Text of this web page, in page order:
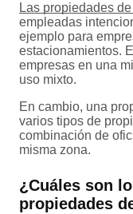
Las propiedades
empleadas
ejemplo para
estacionamientos.
empresas en una
uso mixto.
En cambio, una
varios tipos de
combinación de
misma zona.
¿Cuáles son
propiedades